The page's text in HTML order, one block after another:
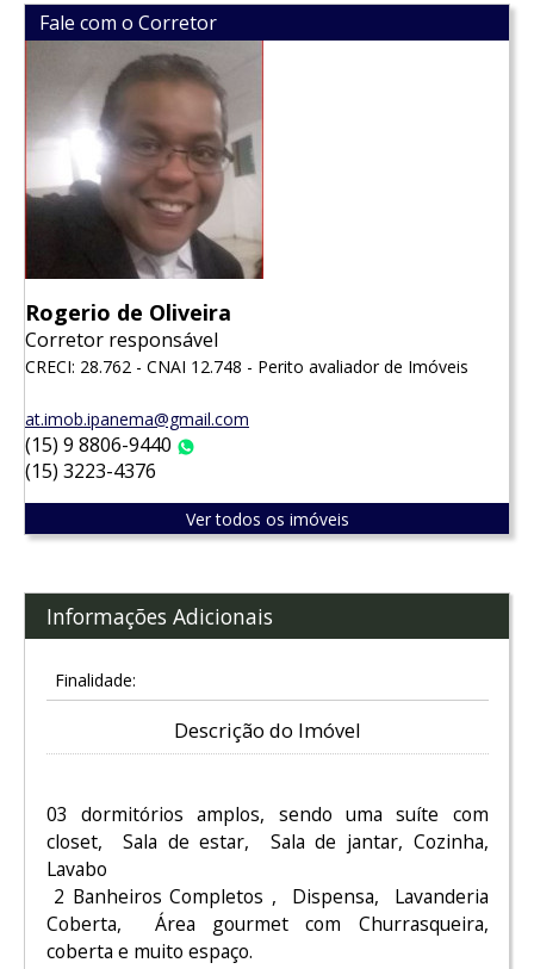
Fale com o Corretor
Rogerio de Oliveira
Corretor responsável
CRECI: 28.762 - CNAI 12.748 - Perito avaliador de Imóveis
at.imob.ipanema@gmail.com
(15) 9 8806-9440
(15) 3223-4376
Ver todos os imóveis
Informações Adicionais
Finalidade:
Descrição do Imóvel
03 dormitórios amplos, sendo uma suíte com
closet, Sala de estar, Sala de jantar, Cozinha,
Lavabo
2 Banheiros Completos , Dispensa, Lavanderia
Coberta, Área gourmet com Churrasqueira,
coberta e muito espaço.